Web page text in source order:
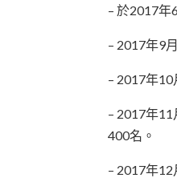
– 於2017
– 2017年9
– 2017年
– 2017年
400名。
– 2017年